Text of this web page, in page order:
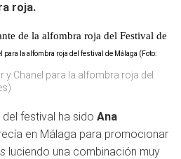
roja.
de la alfombra roja del Festival de
Chanel para la alfombra roja del
festival ha sido Ana
en Málaga para promocionar
luciendo una combinación muy